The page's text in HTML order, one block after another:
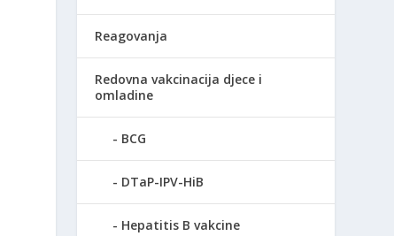
Reagovanja
Redovna vakcinacija djece i
omladine
BCG
DTaP-IPV-HiB
Hepatitis B vakcine